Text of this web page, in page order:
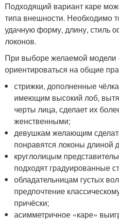
Подходящий вариант каре
типа внешности. Необходимо
удачную форму, длину, стиль
локонов.
При выборе желаемой модели
ориентироваться на общие
стрижки, дополненные
имеющим высокий лоб,
черты лица, сделает их
женственными;
девушкам желающим
понравятся локоны длиной
круглолицым
подходят градуированные
обладательницам густых
предпочтение
причёски;
асимметричное «каре»